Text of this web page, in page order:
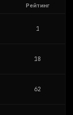
Рейтинг
1
18
62